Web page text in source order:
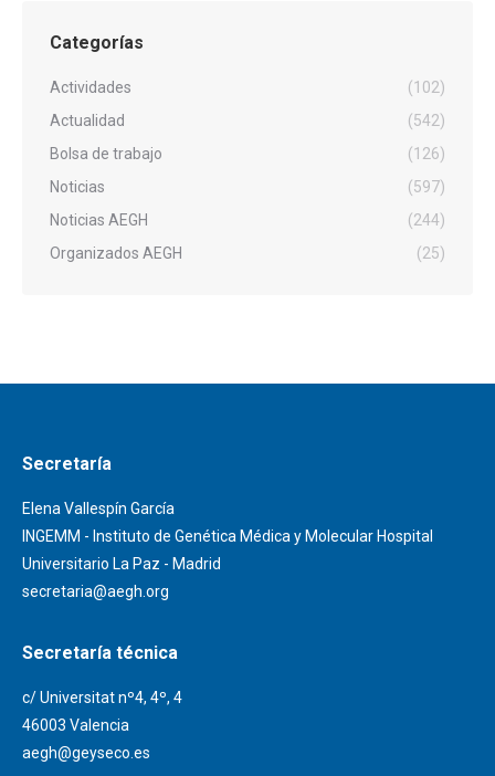
Categorías
Actividades
(102)
Actualidad
(542)
Bolsa de trabajo
(126)
Noticias
(597)
Noticias AEGH
(244)
Organizados AEGH
(25)
Secretaría
Elena Vallespín García
INGEMM - Instituto de Genética Médica y Molecular Hospital
Universitario La Paz - Madrid
secretaria@aegh.org
Secretaría técnica
c/ Universitat nº4, 4º, 4
46003 Valencia
aegh@geyseco.es